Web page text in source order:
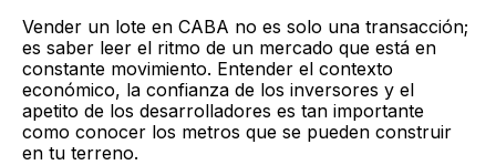
Vender un lote en CABA no es solo una transacción;
es saber leer el ritmo de un mercado que está en
constante movimiento. Entender el contexto
económico, la confianza de los inversores y el
apetito de los desarrolladores es tan importante
como conocer los metros que se pueden construir
en tu terreno.